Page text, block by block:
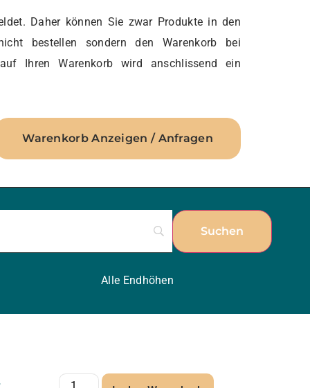
Daher können Sie zwar Produkte in den
bestellen sondern den Warenkorb bei
Ihren Warenkorb wird anschlissend ein
Warenkorb Anzeigen / Anfragen
Alle Endhöhen